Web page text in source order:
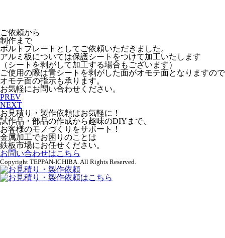
ご依頼から
制作まで
ボルトプレートとしてご依頼いただきました。
アルミ板については保護シートをつけて加工いたします
（シートを剥がして加工する場合もございます）
ご使用の際は青シートを剥がした面がオモテ面となりますので
オモテ面の指示も承ります。
お気軽にお問い合わせください。
PREV
NEXT
お見積り・製作依頼はお気軽に！
試作品・部品の作成から趣味のDIYまで、
お客様のモノづくりをサポート！
金属加工でお困りのことは
鉄板市場にお任せください。
お問い合わせはこちら
Copyright TEPPAN-ICHIBA. All Rights Reserved.